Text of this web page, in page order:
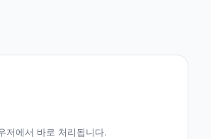
저에서 바로 처리됩니다.